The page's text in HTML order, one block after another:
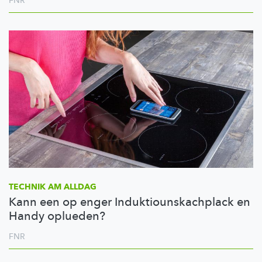
TECHNIK AM ALLDAG
Kann een op enger Induktiounskachplack en
Handy oplueden?
FNR